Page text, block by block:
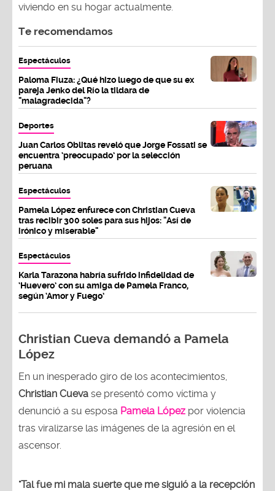
viviendo en su hogar actualmente.
Te recomendamos
Espectáculos
Paloma Fiuza: ¿Qué hizo luego de que su ex
pareja Jenko del Río la tildara de
"malagradecida"?
Deportes
Juan Carlos Oblitas reveló que Jorge Fossati se
encuentra ‘preocupado’ por la selección
peruana
Espectáculos
Pamela López enfurece con Christian Cueva
tras recibir 300 soles para sus hijos: "Así de
irónico y miserable"
Espectáculos
Karla Tarazona habría sufrido infidelidad de
‘Huevero’ con su amiga de Pamela Franco,
según ‘Amor y Fuego’
Christian Cueva demandó a Pamela
López
En un inesperado giro de los acontecimientos,
Christian Cueva se presentó como víctima y
denunció a su esposa Pamela López por violencia
tras viralizarse las imágenes de la agresión en el
ascensor.
"Tal fue mi mala suerte que me siguió a la recepción